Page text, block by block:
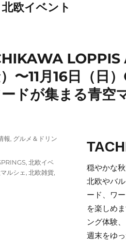
北欧イベント
LOPPIS
）〜11月16日（
ドが集まる青空
穏やかな
北欧やバ
ード、ワ
を楽しめ
ング体験
週末をゆ
報, グルメ＆ドリン
, 北欧イベ
ルシェ, 北欧雑貨,